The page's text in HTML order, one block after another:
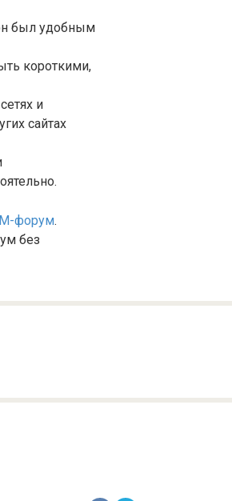
был удобным
короткими,
и
сайтах
форум.
без